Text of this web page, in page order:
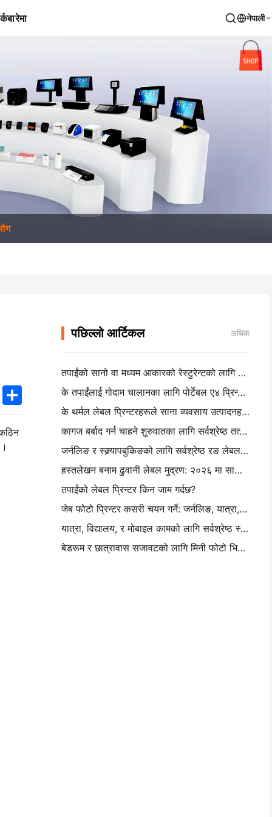
बारेमा नेपाली
TwitterShare
पछिल्लो आर्टिकल अधिक
तपाईंको सानो वा मध्यम आकारको रेस्टुरेन्टको लागि सही रेस्टुरेन्ट सफ्टवेयर कसरी चयन गर्ने
के तपाईंलाई गोदाम चालानका लागि पोर्टेबल ए४ प्रिन्टर चाहिन्छ? वास्तवमा के काम गर्दछ
के थर्मल लेबल प्रिन्टरहरूले साना व्यवसाय उत्पादनहरूको लागि वाटरप्रूफ लेबल बनाउन सक्छन्?
कागज बर्बाद गर्न चाहने शुरुवातका लागि सर्वश्रेष्ठ तत्काल क्यामेरा
जर्नलिङ र स्क्र्यापबुकिङको लागि सर्वश्रेष्ठ रङ लेबल निर्माता: प्रत्येक पृष्ठमा थप रङ थप
हस्तलेखन बनाम ढुवानी लेबल मुद्रण: २०२६ मा साना व्यवसायका लागि सुझावहरू
तपाईंको लेबल प्रिन्टर किन जाम गर्दछ?
जेब फोटो प्रिन्टर कसरी चयन गर्ने: जर्नलिङ, यात्रा, र आईफोन प्रयोगकर्ताहरूको लागि पूर्ण गाइड
यात्रा, विद्यालय, र मोबाइल कामको लागि सर्वश्रेष्ठ स्याहीरहित पोर्टेबल प्रिन्टरः हनिन एमटी ६२० प्रो सम
बेडरूम र छात्रावास सजावटको लागि मिनी फोटो भित्ता लेआउट विचार र सुझावहरू